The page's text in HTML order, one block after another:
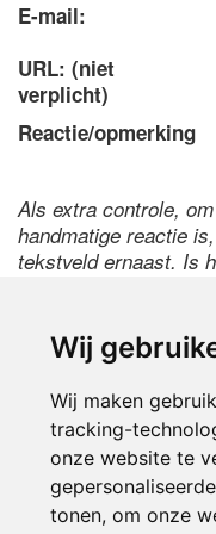
Wij
Wij maken
tracking-
onze website te
tonen, om onze
E-mail:
URL: (niet
verplicht)
Reactie/opmerking
Als extra controle,
handmatige reactie
tekstveld ernaast. Is